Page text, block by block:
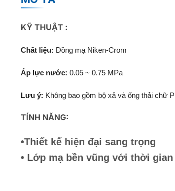
KỸ THUẬT :
Chất liệu: Đồng mạ Niken-Crom
Áp lực nước: 0.05 ~ 0.75 MPa
Lưu ý: Không bao gồm bộ xả và ống thải chữ P
TÍNH NĂNG:
•Thiết kế hiện đại sang trọng
• Lớp mạ bền vũng với thời gian